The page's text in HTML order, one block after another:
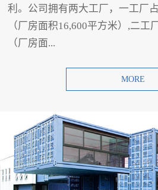
利。公司拥有两大工厂，一工厂
（厂房面积16,600平方米）,二工
（厂房面...
MORE